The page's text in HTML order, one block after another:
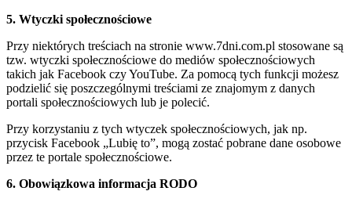
5. Wtyczki społecznościowe
Przy niektórych treściach na stronie www.7dni.com.pl stosowane są
tzw. wtyczki społecznościowe do mediów społecznościowych
takich jak Facebook czy YouTube. Za pomocą tych funkcji możesz
podzielić się poszczególnymi treściami ze znajomym z danych
portali społecznościowych lub je polecić.
Przy korzystaniu z tych wtyczek społecznościowych, jak np.
przycisk Facebook „Lubię to”, mogą zostać pobrane dane osobowe
przez te portale społecznościowe.
6. Obowiązkowa informacja RODO